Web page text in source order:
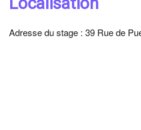
Adresse du stage : 39 Rue de